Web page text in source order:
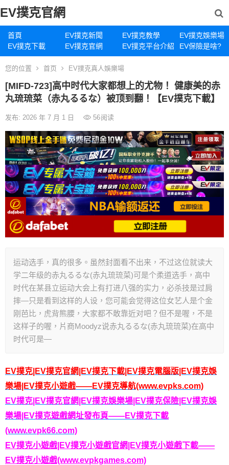
EV撲克官網
首頁 EV撲克新聞 EV撲克教學
EV撲克娛樂場
EV撲克下載
EV撲克官網 EV撲克平台介紹 EV保險是啥?
您的位置 首页 EV撲克真人娛樂場
[MIFD-723]高中时代大家都想上的尤物！ 健康美的赤
丸琉琉菜（赤丸るるな）被顶到翻！【EV撲克下載】
发布: 2026 年 7 月 1 日 56阅读
运动选手，真的很多。虽然封面看不出来，不过这位就读大
学二年级的赤丸るるな(赤丸琉琉菜)可是个柔道选手，高中
时代在某县立运动大会上有打进八强的实力，必杀技是过肩
摔—只是看到这样的人设，您可能会觉得这位女艺人是个金
刚芭比，虎背熊腰，大家都不敢靠近对吧？但不是喔，不是
这样子的喔，片商Moodyz说赤丸るるな(赤丸琉琉菜)在高中
时代可是—
EV撲克|EV撲克官網|EV撲克下載|EV撲克電腦版|EV撲克娛
樂場|EV撲克小遊戲——EV撲克導航(www.evpks.com)
EV撲克|EV撲克官網|EV撲克娛樂場|EV撲克保險|EV撲克娛
樂場|EV撲克遊戲網址發布頁——EV撲克下載
(www.evpk66.com)
EV撲克小遊戲|EV撲克小遊戲官網|EV撲克小遊戲下載——
EV撲克小遊戲(www.evpkgames.com)